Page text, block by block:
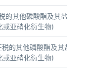
的其他磷酸酯及其盐(包
或亚硝化衍生物)
的其他磷酸酯及其盐(包
或亚硝化衍生物)